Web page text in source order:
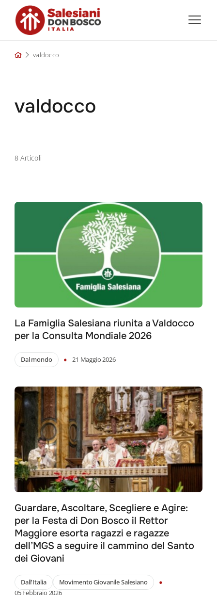
content
valdocco
valdocco
8 Articoli
La Famiglia Salesiana riunita a Valdocco
per la Consulta Mondiale 2026
Dal mondo • 21 Maggio 2026
Guardare, Ascoltare, Scegliere e Agire:
per la Festa di Don Bosco il Rettor
Maggiore esorta ragazzi e ragazze
dell’MGS a seguire il cammino del Santo
dei Giovani
Dall'Italia Movimento Giovanile Salesiano •
05 Febbraio 2026